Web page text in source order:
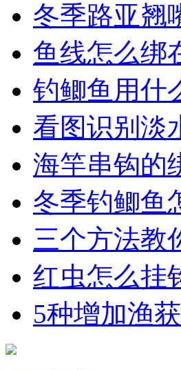
冬季路亚翘
鱼线怎么绑
钓鲫鱼用什
看图识别淡
海竿串钩的
冬季钓鲫鱼
三个方法教
红虫怎么挂
5种增加渔